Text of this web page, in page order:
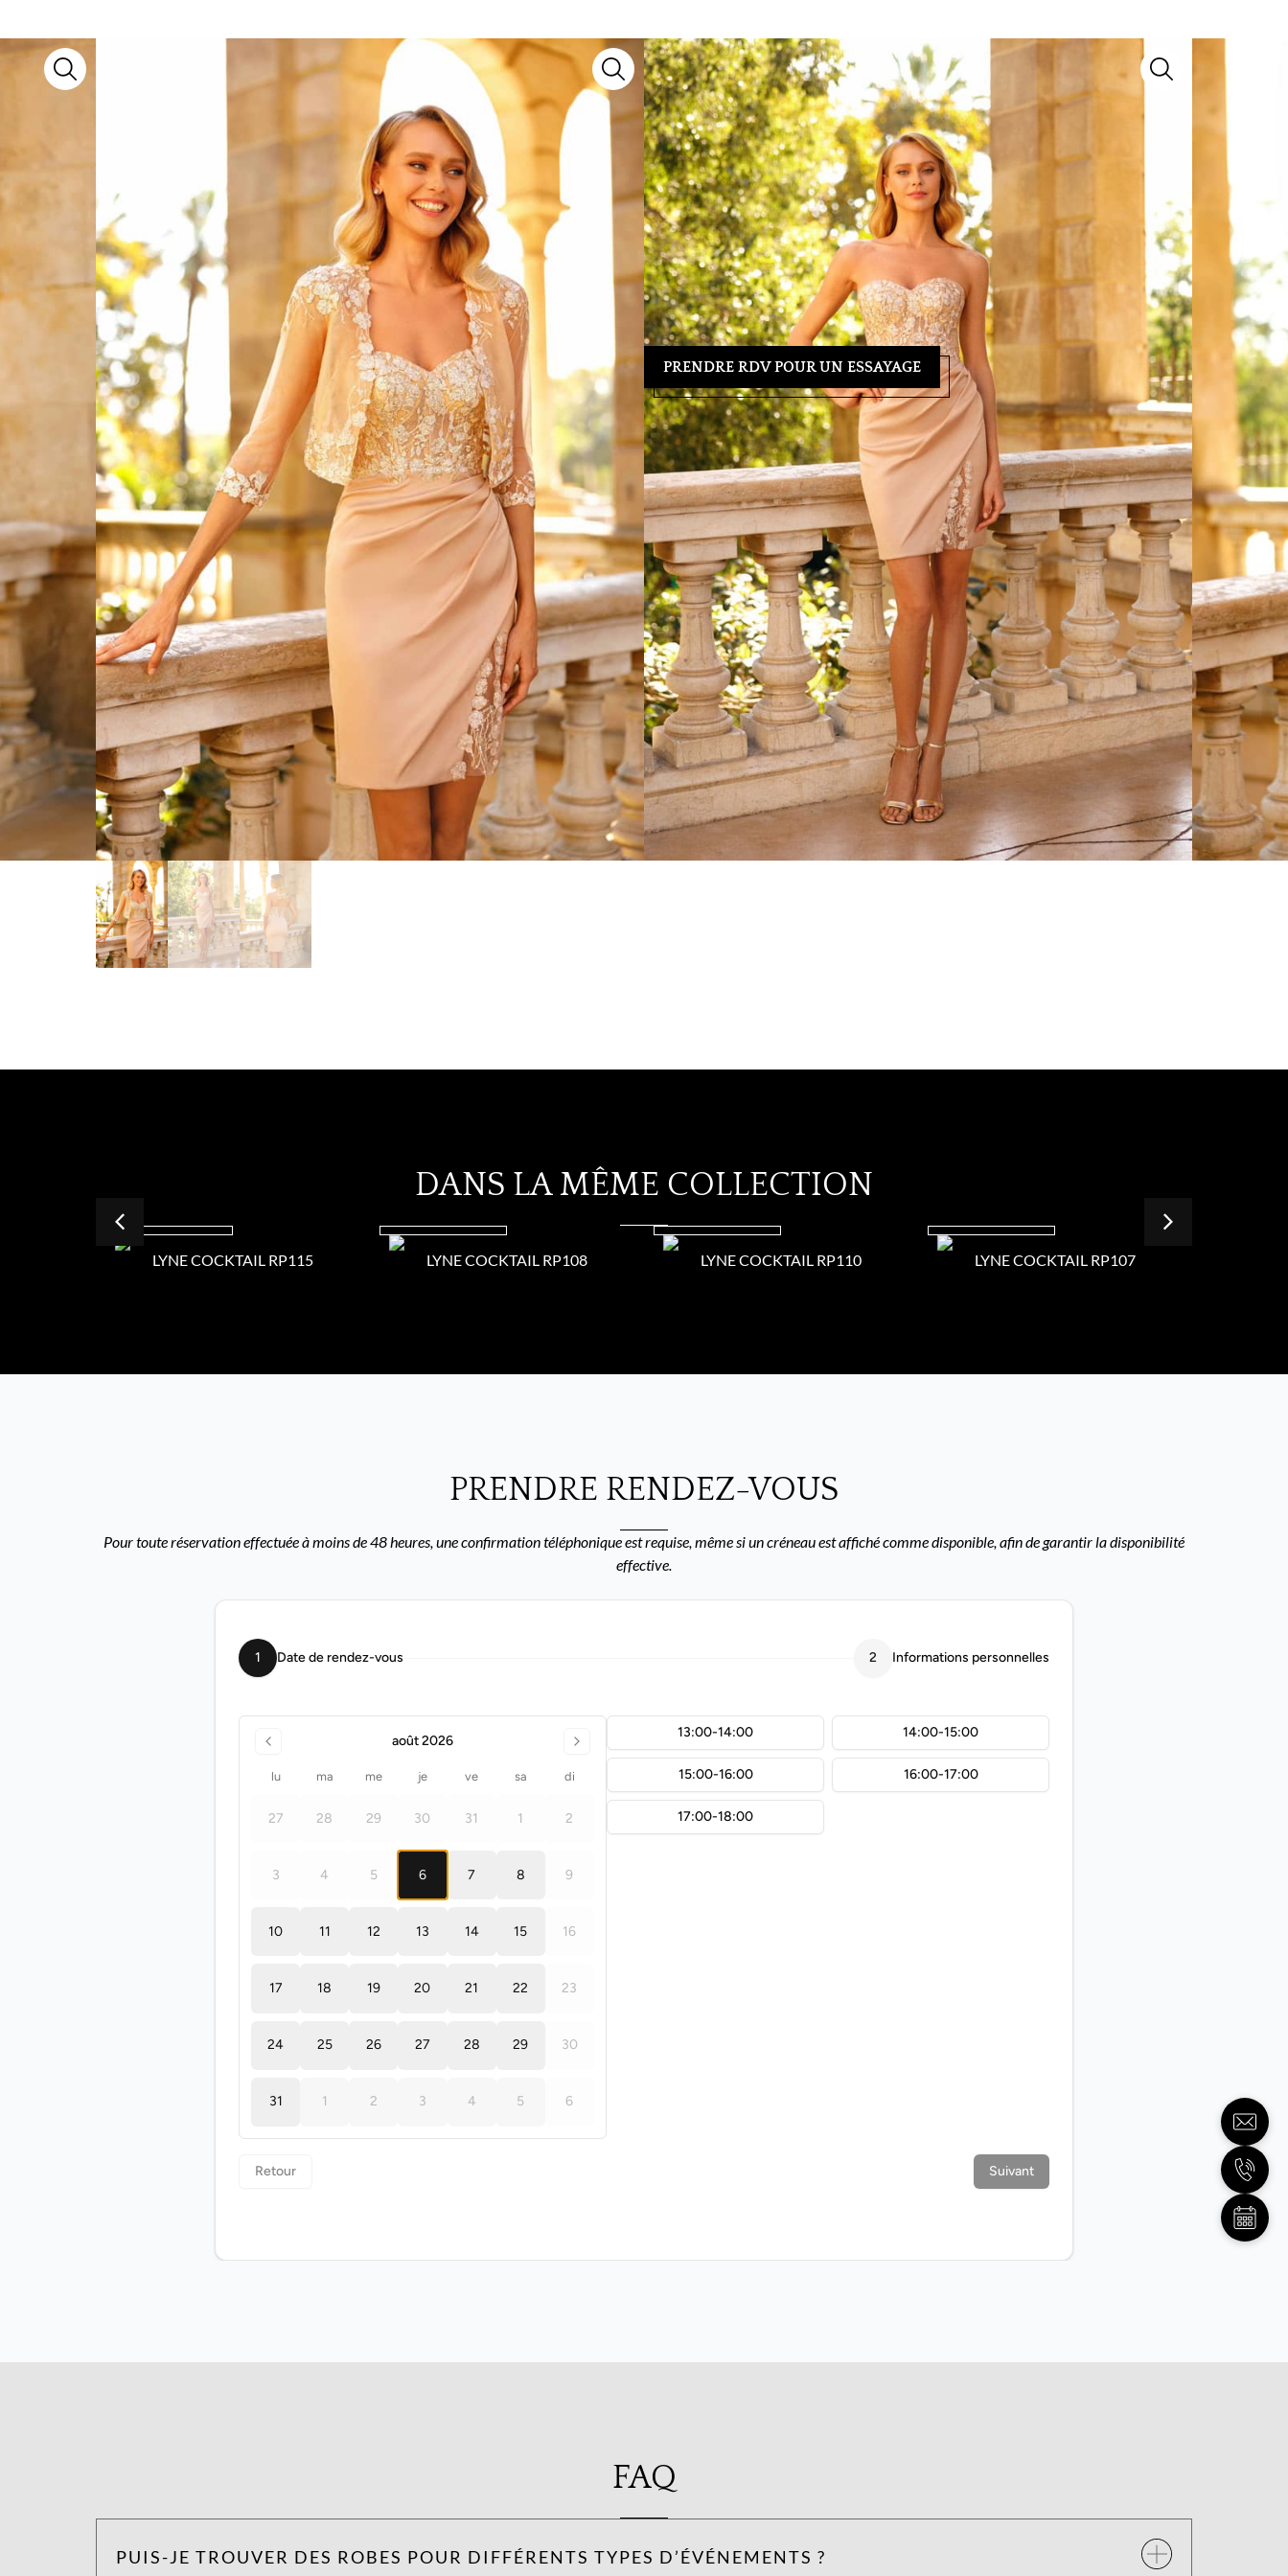
RP105B
Robes de cocktail
Lyne Cocktail
Découvrez le modèleRP105B, un modèle d’exception signé
notre collection 2027, il marie savoir-faire artisanal et détails raffinés pour sublimer
chaque silhouette.
Besoin d’un conseil ou d’un essayage ? Notre équipe se tient à votre écoute au
04 93
39 04 23pour organiser votre rendez-vous personnalisé et vous guider vers la
tenue idéale.
PRENDRE RDV POUR UN ESSAYAGE
ESSAYAGE CONSEILS RETOUCHES
DANS LA MÊME COLLECTION
LYNE COCKTAIL RP115 LYNE COCKTAIL RP108 LYNE COCKTAIL RP110 LYNE COCKTAIL RP107
PRENDRE RENDEZ-VOUS
Pour toute réservation effectuée à moins de 48 heures, une confirmation téléphonique est requise, même si un créneau est affiché comme disponible, afin de garantir la disponibilité
effective.
FAQ
PUIS-JE TROUVER DES ROBES POUR DIFFÉRENTS TYPES D’ÉVÉNEMENTS ?